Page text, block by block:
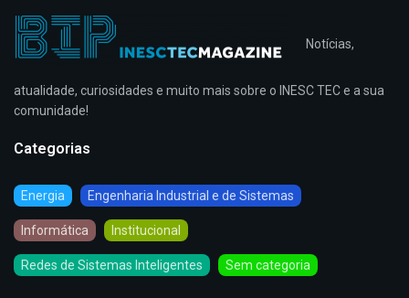
Notícias,
atualidade, curiosidades e muito mais sobre o INESC TEC e a sua
comunidade!
Categorias
Energia Engenharia Industrial e de Sistemas
Informática Institucional
Redes de Sistemas Inteligentes Sem categoria